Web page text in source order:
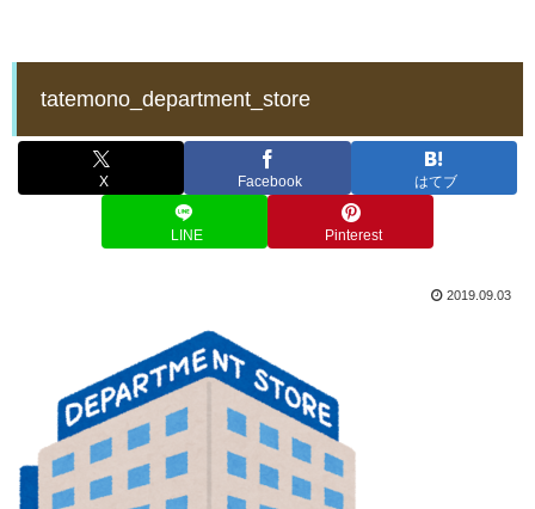
tatemono_department_store
X Facebook はてブ
LINE Pinterest
2019.09.03